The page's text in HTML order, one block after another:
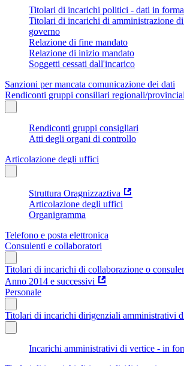
Titolari di incarichi politici - dati in
Titolari di incarichi di amministrazione
governo
Relazione di fine mandato
Relazione di inizio mandato
Soggetti cessati dall'incarico
Sanzioni per mancata comunicazione dei dati
Rendiconti gruppi consiliari regionali/
Rendiconti gruppi consigliari
Atti degli organi di controllo
Articolazione degli uffici
Struttura Oragnizzaztiva
Articolazione degli uffici
Organigramma
Telefono e posta elettronica
Consulenti e collaboratori
Titolari di incarichi di collaborazione o
Anno 2014 e successivi
Personale
Titolari di incarichi dirigenziali amministrativi
Incarichi amministrativi di vertice - in